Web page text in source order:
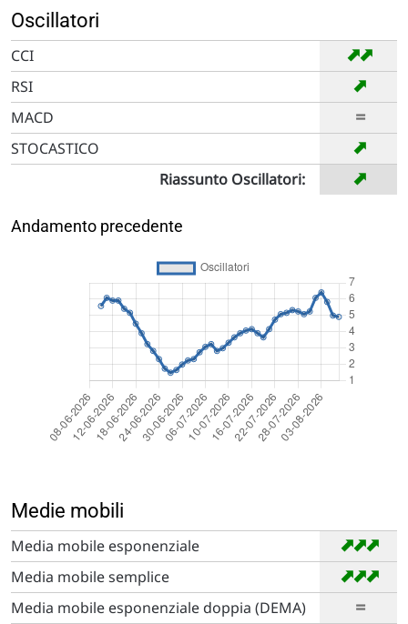
Oscillatori
CCI ➡
➡
RSI ➡
MACD =
STOCASTICO ➡
Riassunto Oscillatori: ➡
Andamento precedente
Medie mobili
Media mobile esponenziale ➡
➡
➡
Media mobile semplice ➡
➡
➡
Media mobile esponenziale doppia (DEMA) =